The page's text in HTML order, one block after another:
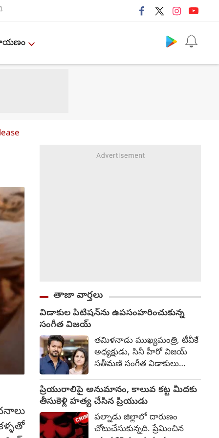
తాజా వార్తలు
విడాకుల పిటిషన్‌ను ఉపసంహరించుకున్న
సంగీత విజయ్
తమిళనాడు ముఖ్యమంత్రి, టీవీకే
అధ్యక్షుడు, సినీ హీరో విజయ్
సతీమణి సంగీత విడాకులు
పిటిషన్‌ను
ఉపసంహరించుకున్నారు. దీంతో
తన భర్త నుంచి విడాకులు
కోరుతూ ఆమె దాఖలు చేసిన కేసు
ముగిసిపోయినట్టు చెంగల్పట్టు
ప్రియురాలిపై అనుమానం, కాలువ కట్ట మీదకు
తీసుకెళ్లి హత్య చేసిన ప్రియుడు
పల్నాడు జిల్లాలో దారుణం
చోటుచేసుకున్నది. ప్రేమించిన